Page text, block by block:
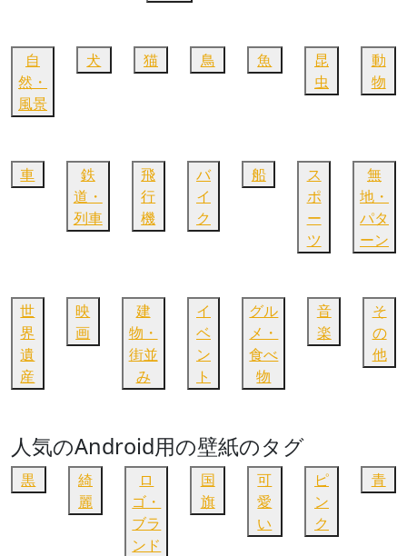
自
然・
風景
犬 猫 鳥 魚
昆
虫
動
物
車
鉄
道・
列車
飛
行
機
バ
イ
ク
船
ス
ポ
ー
ツ
無
地・
パタ
ーン
世
界
遺
産
映
画
建
物・
街並
み
イ
ベ
ン
ト
グル
メ・
食べ
物
音
楽
そ
の
他
人気のAndroid用の壁紙のタグ
黒
綺
麗
ロ
ゴ・
ブラ
ンド
国
旗
可
愛
い
ピ
ン
ク
青